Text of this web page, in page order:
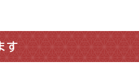
ービス
す